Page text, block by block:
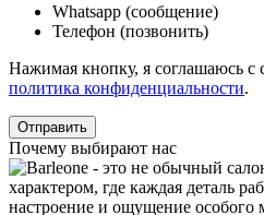
Whatsapp (сообщение)
Телефон (позвонить)
Нажимая кнопку, я соглашаюсь с
политика конфиденциальности.
Почему выбирают нас